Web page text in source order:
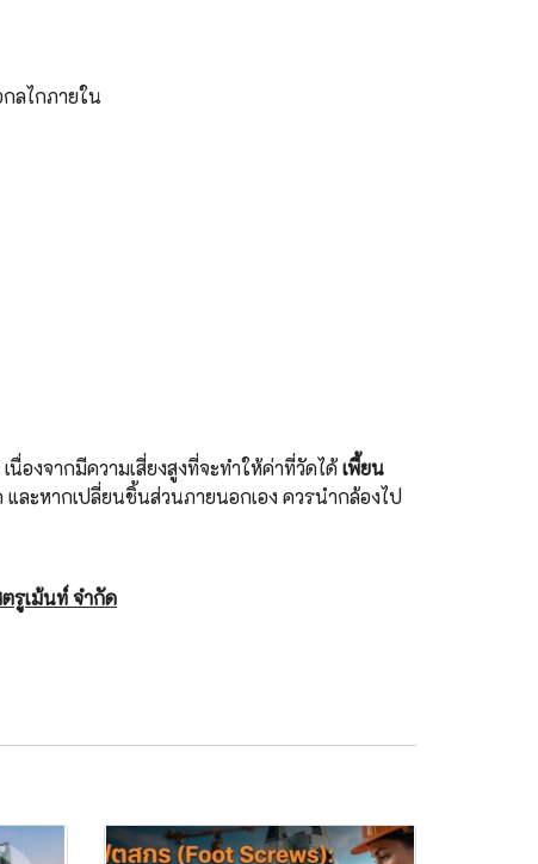
ลไกภายใน
องจากมีความเสี่ยงสูงที่จะทำให้ค่าที่วัดได้เพี้ยน
ละหากเปลี่ยนชิ้นส่วนภายนอกเอง ควรนำกล้องไป
รูเม้นท์ จำกัด